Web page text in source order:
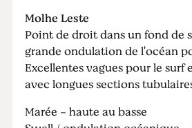
Molhe Leste
Point de droit dans un fond de
grande ondulation de l'océan
Excellentes vagues pour le surf
avec longues sections
Marée - haute au basse